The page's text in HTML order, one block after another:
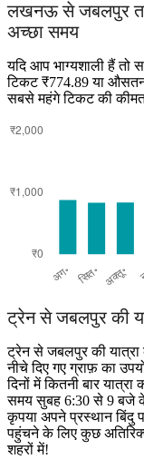
लखनऊ से जबलपुर
अच्छा समय
यदि आप भाग्यशाली हैं
टिकट ₹774.89 या
सबसे महंगे टिकट की
ट्रेन से जबलपुर की
ट्रेन से जबलपुर की
नीचे दिए गए ग्राफ़ का
दिनों में कितनी बार
समय सुबह 6:30 से 9 बजे के
कृपया अपने प्रस्थान बिंदु
पहुंचने के लिए कुछ
शहरों में!